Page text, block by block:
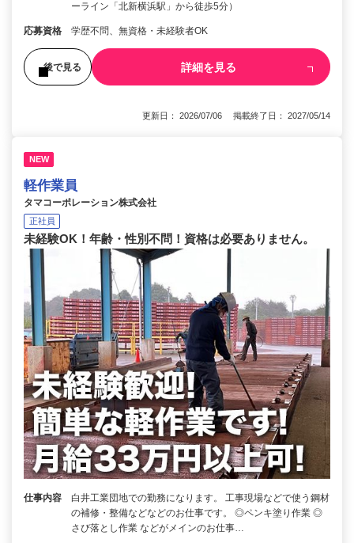
ーライン「北新横浜駅」から徒歩5分）
応募資格 学歴不問、無資格・未経験者OK
後で見る 詳細を見る
更新日： 2026/07/06 掲載終了日： 2027/05/14
NEW
軽作業員
タマコーポレーション株式会社
正社員
未経験OK！年齢・性別不問！資格は必要ありません。
仕事内容
白井工業団地での勤務になります。 工事現場などで使う鋼材
の補修・整備などなどのお仕事です。 ◎ペンキ塗り作業 ◎
さび落とし作業 などがメインのお仕事…